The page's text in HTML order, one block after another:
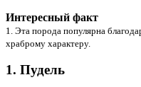
Интересный факт
1. Эта порода популярна
храброму характеру.
1. Пудель